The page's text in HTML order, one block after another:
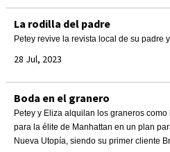
La rodilla del padre
Petey revive la revista local de su padre
28 Jul, 2023
Boda en el granero
Petey y Eliza alquilan los graneros
para la élite de Manhattan en un plan
Nueva Utopía, siendo su primer cliente